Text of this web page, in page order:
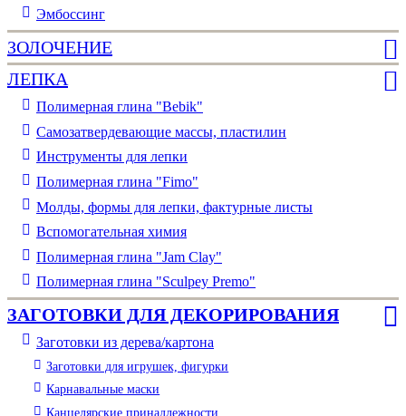
Эмбоссинг
ЗОЛОЧЕНИЕ
ЛЕПКА
Полимерная глина "Bebik"
Самозатвердевающие массы, пластилин
Инструменты для лепки
Полимерная глина "Fimo"
Молды, формы для лепки, фактурные листы
Вспомогательная химия
Полимерная глина "Jam Clay"
Полимерная глина "Sculpey Premo"
ЗАГОТОВКИ ДЛЯ ДЕКОРИРОВАНИЯ
Заготовки из дерева/картона
Заготовки для игрушек, фигурки
Карнавальные маски
Канцелярские принадлежности